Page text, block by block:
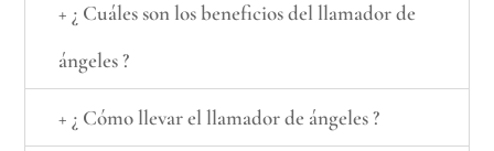
+ ¿ Cuáles son los beneficios del llamador de
ángeles ?
+ ¿ Cómo llevar el llamador de ángeles ?